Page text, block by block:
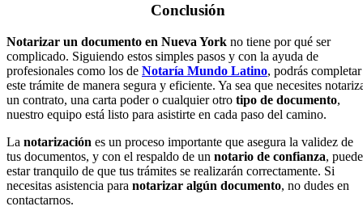
Conclusión
Notarizar un documento en Nueva York no tiene por qué ser
complicado. Siguiendo estos simples pasos y con la ayuda de
profesionales como los de Notaría Mundo Latino, podrás completar
este trámite de manera segura y eficiente. Ya sea que necesites
un contrato, una carta poder o cualquier otro tipo de documento,
nuestro equipo está listo para asistirte en cada paso del camino.
La notarización es un proceso importante que asegura la validez de
tus documentos, y con el respaldo de un notario de confianza,
estar tranquilo de que tus trámites se realizarán correctamente. Si
necesitas asistencia para notarizar algún documento, no dudes en
contactarnos.